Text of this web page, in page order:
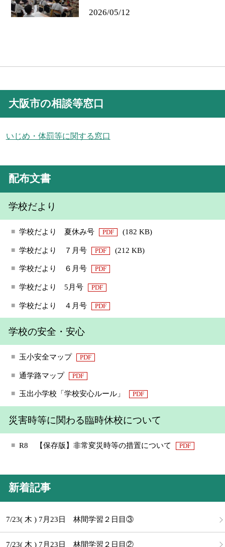
2026/05/12
大阪市の相談等窓口
いじめ・体罰等に関する窓口
配布文書
学校だより
学校だより 夏休み号 PDF (182 KB)
学校だより ７月号 PDF (212 KB)
学校だより ６月号 PDF
学校だより 5月号 PDF
学校だより ４月号 PDF
学校の安全・安心
玉小安全マップ PDF
通学路マップ PDF
玉出小学校「学校安心ルール」 PDF
災害時等に関わる臨時休校について
R8 【保存版】非常変災時等の措置について PDF
新着記事
7/23( 木 ) 7月23日 林間学習２日目③
7/23( 木 ) 7月23日 林間学習２日目②